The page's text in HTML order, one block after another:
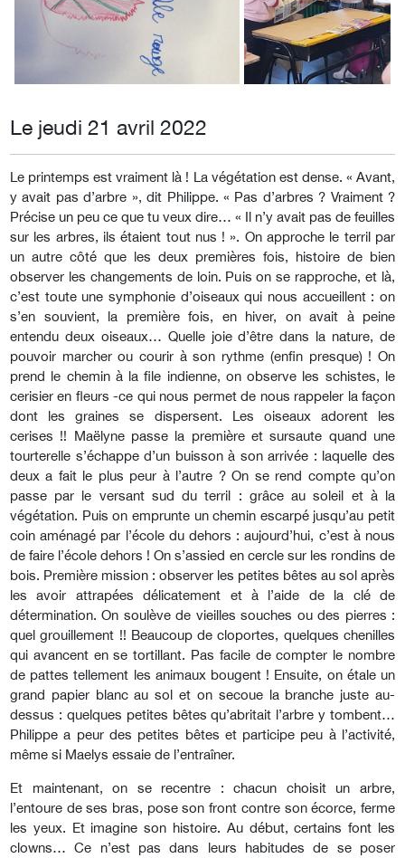
Le jeudi 21 avril 2022
Le printemps est vraiment là ! La végétation est dense. « Avant,
y avait pas d’arbre », dit Philippe. « Pas d’arbres ? Vraiment ?
Précise un peu ce que tu veux dire… « Il n’y avait pas de feuilles
sur les arbres, ils étaient tout nus ! ». On approche le terril par
un autre côté que les deux premières fois, histoire de bien
observer les changements de loin. Puis on se rapproche, et là,
c’est toute une symphonie d’oiseaux qui nous accueillent : on
s’en souvient, la première fois, en hiver, on avait à peine
entendu deux oiseaux… Quelle joie d’être dans la nature, de
pouvoir marcher ou courir à son rythme (enfin presque) ! On
prend le chemin à la file indienne, on observe les schistes, le
cerisier en fleurs -ce qui nous permet de nous rappeler la façon
dont les graines se dispersent. Les oiseaux adorent les
cerises !! Maëlyne passe la première et sursaute quand une
tourterelle s’échappe d’un buisson à son arrivée : laquelle des
deux a fait le plus peur à l’autre ? On se rend compte qu’on
passe par le versant sud du terril : grâce au soleil et à la
végétation. Puis on emprunte un chemin escarpé jusqu’au petit
coin aménagé par l’école du dehors : aujourd’hui, c’est à nous
de faire l’école dehors ! On s’assied en cercle sur les rondins de
bois. Première mission : observer les petites bêtes au sol après
les avoir attrapées délicatement et à l’aide de la clé de
détermination. On soulève de vieilles souches ou des pierres :
quel grouillement !! Beaucoup de cloportes, quelques chenilles
qui avancent en se tortillant. Pas facile de compter le nombre
de pattes tellement les animaux bougent ! Ensuite, on étale un
grand papier blanc au sol et on secoue la branche juste au-
dessus : quelques petites bêtes qu’abritait l’arbre y tombent…
Philippe a peur des petites bêtes et participe peu à l’activité,
même si Maelys essaie de l’entraîner.
Et maintenant, on se recentre : chacun choisit un arbre,
l’entoure de ses bras, pose son front contre son écorce, ferme
les yeux. Et imagine son histoire. Au début, certains font les
clowns… Ce n’est pas dans leurs habitudes de se poser